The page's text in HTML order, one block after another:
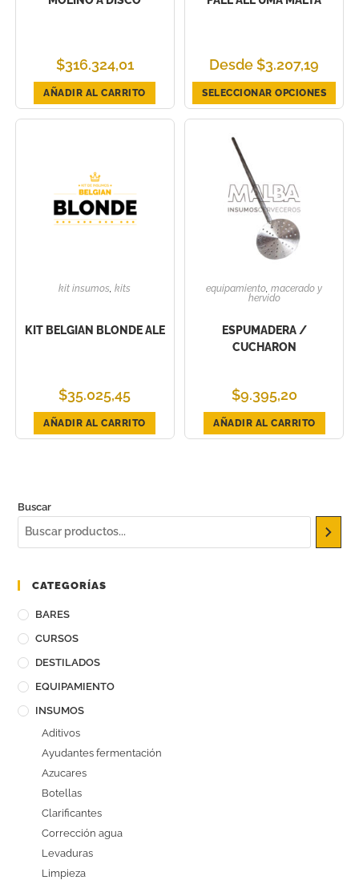
$316.324,01
AÑADIR AL CARRITO
Desde $3.207,19
SELECCIONAR OPCIONES
kit insumos,kits
KIT BELGIAN BLONDE ALE
$35.025,45
AÑADIR AL CARRITO
equipamiento,macerado y
hervido
ESPUMADERA /
CUCHARON
$9.395,20
AÑADIR AL CARRITO
Buscar
CATEGORÍAS
BARES
CURSOS
DESTILADOS
EQUIPAMIENTO
INSUMOS
Aditivos
Ayudantes fermentación
Azucares
Botellas
Clarificantes
Corrección agua
Levaduras
Limpieza